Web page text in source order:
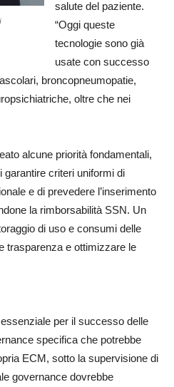
salute del paziente.
“Oggi queste
tecnologie sono già
usate con successo
broncopneumopatie,
oltre che nei
alcune priorità fondamentali,
garantire criteri uniformi di
e di prevedere l’inserimento
la rimborsabilità SSN. Un
di uso e consumi delle
trasparenza e ottimizzare le
per il successo delle
specifica che potrebbe
ECM, sotto la supervisione di
governance dovrebbe